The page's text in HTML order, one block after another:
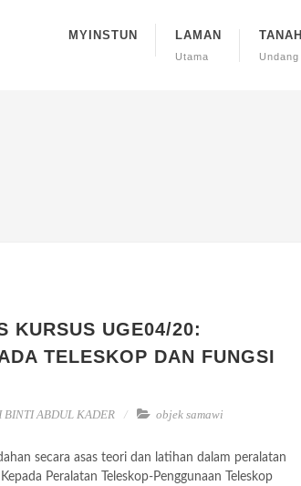
MYINSTUN LAMAN
Utama
TANAH
Undang
KURSUS UGE04/20:
TELESKOP DAN FUNGSI
BINTI ABDUL KADER objek samawi
secara asas teori dan latihan dalam peralatan
Peralatan Teleskop-Penggunaan Teleskop